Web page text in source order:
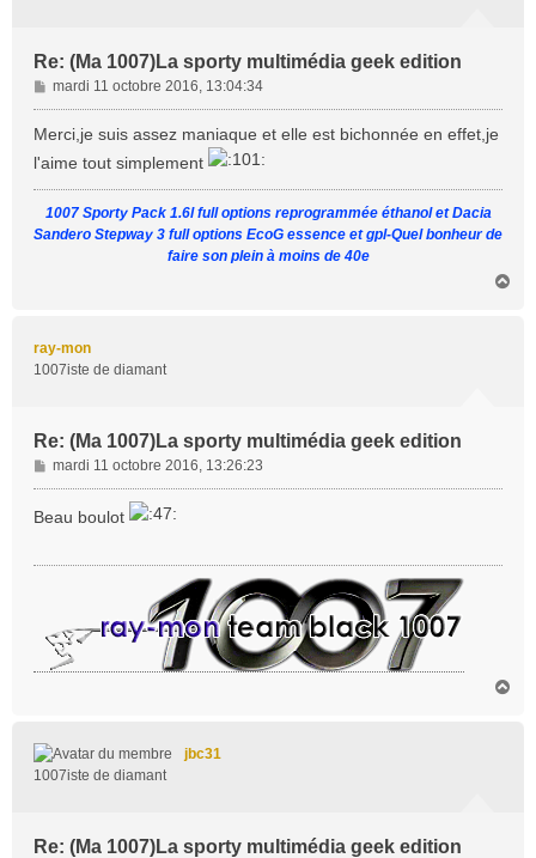
Re: (Ma 1007)La sporty multimédia geek edition
M
e
a
g
e
mardi 11 octobre 2016, 13:04:34
Merci,je suis assez maniaque et elle est bichonnée en effet,je
l'aime tout simplement
1007 Sporty Pack 1.6l full options reprogrammée éthanol et Dacia
Sandero Stepway 3 full options EcoG essence et gpl-Quel bonheur de
faire son plein à moins de 40e
ray-mon
1007iste de diamant
Re: (Ma 1007)La sporty multimédia geek edition
M
e
s
g
mardi 11 octobre 2016, 13:26:23
Beau boulot
jbc31
1007iste de diamant
Re: (Ma 1007)La sporty multimédia geek edition